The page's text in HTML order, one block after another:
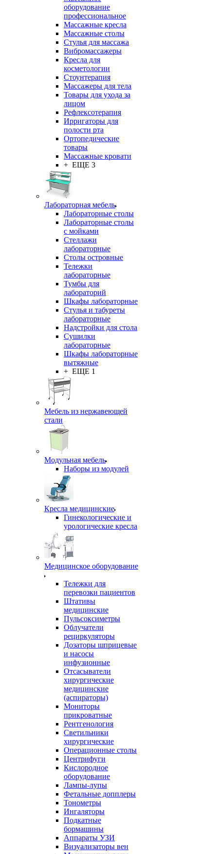
оборудование
профессиональное
Массажные кресла
Массажные столы
Стулья для массажа
Вибромассажеры
Кресла для
косметологии
Стоунтерапия
Массажеры для тела
Товары для ухода за
лицом
Рефлексотерапия
Ирригаторы для
полости рта
Ортопедические
товары
Массажные кровати
+ ЕЩЕ 3
Лабораторная мебель
Лабораторные столы
Лабораторные столы
с мойками
Стеллажи
лабораторные
Столы островные
Тележки
лабораторные
Тумбы для
лабораторий
Шкафы лабораторные
Стулья и табуреты
лабораторные
Надстройки для стола
Сушилки
лабораторные
Шкафы лабораторные
вытяжные
+ ЕЩЕ 1
Мебель из нержавеющей
стали
Модульная мебель
Наборы из модулей
Кресла медицинские
Гинекологические и
урологические кресла
Медицинское оборудование
Тележки для
перевозки пациентов
Штативы
медицинские
Пульсоксиметры
Облучатели
рециркуляторы
Дозаторы шприцевые
и насосы
инфузионные
Отсасыватели
хирургические
медицинские
(аспираторы)
Мониторы
прикроватные
Рентгенология
Светильники
хирургические
Операционные столы
Центрифуги
Кислородное
оборудование
Лампы-лупы
Фетальные допплеры
Тонометры
Ингаляторы
Подкатные
бормашины
Аппараты УЗИ
Визуализаторы вен